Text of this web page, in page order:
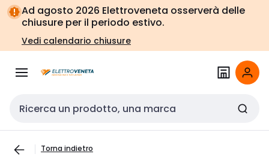
Vai alla
navigazione
Vai
alla
pagina
Ad agosto 2026 Elettroveneta osserverà delle
chiusure per il periodo estivo.
Vedi calendario chiusure
Cerca input
Torna indietro